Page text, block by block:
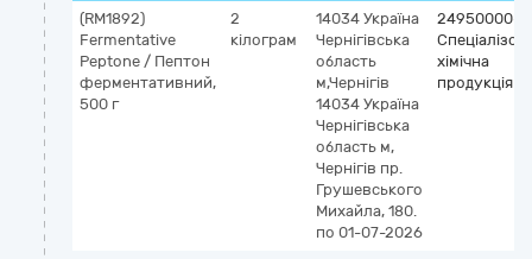
(RM1892)
Fermentative
Peptone / Пептон
ферментативний,
500 г
2
кілограм
14034 Україна
Чернігівська
область
м,Чернігів
14034 Україна
Чернігівська
область м,
Чернігів пр.
Грушевського
Михайла, 180.
по 01-07-2026
24950000-8
хімічна
продукція